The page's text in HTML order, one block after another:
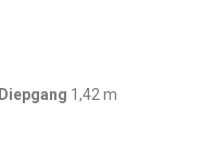
Diepgang 1,42 m